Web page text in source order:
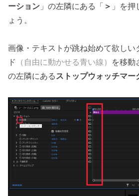
ーション 」の左隣にある「 ＞ 」を
ょう。
画像・テキストが跳ね始めて欲しい
ド （自由に動かせる青い線） を移動
の左隣にあるストップウォッチマー